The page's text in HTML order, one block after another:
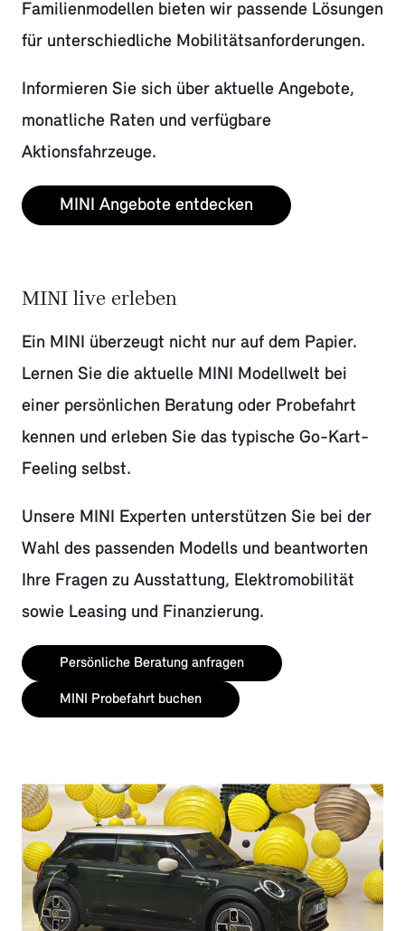
Familienmodellen bieten wir passende Lösungen
für unterschiedliche Mobilitätsanforderungen.
Informieren Sie sich über aktuelle Angebote,
monatliche Raten und verfügbare
Aktionsfahrzeuge.
MINI Angebote entdecken
MINI live erleben
Ein MINI überzeugt nicht nur auf dem Papier.
Lernen Sie die aktuelle MINI Modellwelt bei
einer persönlichen Beratung oder Probefahrt
kennen und erleben Sie das typische Go-Kart-
Feeling selbst.
Unsere MINI Experten unterstützen Sie bei der
Wahl des passenden Modells und beantworten
Ihre Fragen zu Ausstattung, Elektromobilität
sowie Leasing und Finanzierung.
Persönliche Beratung anfragen
MINI Probefahrt buchen